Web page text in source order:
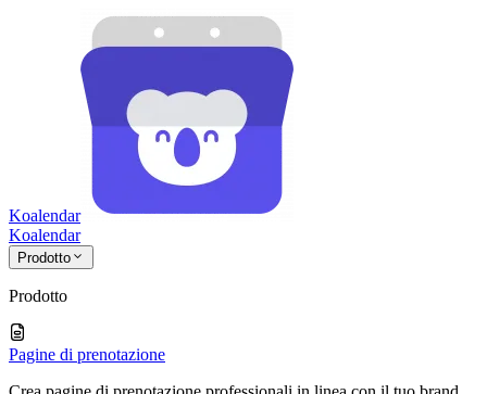
Koalendar
Koalendar
Prodotto
Prodotto
Pagine di prenotazione